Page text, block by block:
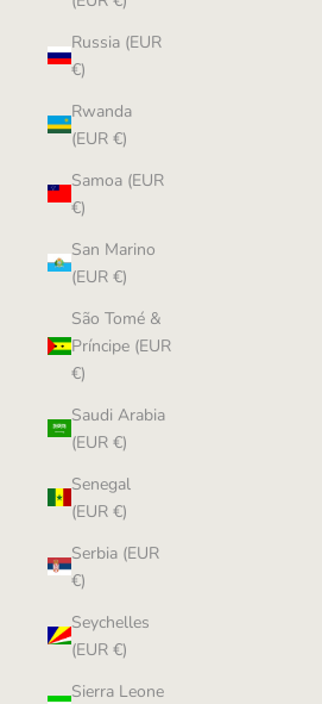
Russia (EUR
€)
Rwanda
(EUR €)
Samoa (EUR
€)
San Marino
(EUR €)
São Tomé &
Príncipe (EUR
€)
Saudi Arabia
(EUR €)
Senegal
(EUR €)
Serbia (EUR
€)
Seychelles
(EUR €)
Sierra Leone